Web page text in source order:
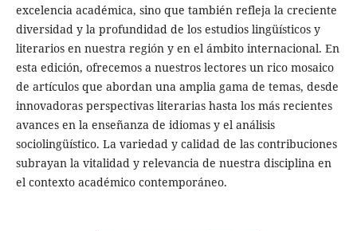
excelencia académica, sino que también refleja la creciente
diversidad y la profundidad de los estudios lingüísticos y
literarios en nuestra región y en el ámbito internacional. En
esta edición, ofrecemos a nuestros lectores un rico mosaico
de artículos que abordan una amplia gama de temas, desde
innovadoras perspectivas literarias hasta los más recientes
avances en la enseñanza de idiomas y el análisis
sociolingüístico. La variedad y calidad de las contribuciones
subrayan la vitalidad y relevancia de nuestra disciplina en
el contexto académico contemporáneo.